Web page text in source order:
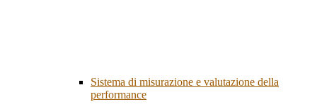
Sistema di misurazione e valutazione della
performance